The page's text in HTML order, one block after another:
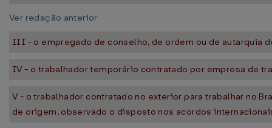
Ver redação anterior
III - o empregado de conselho, de ordem ou de autarquia
IV - o trabalhador temporário contratado por empresa de
V - o trabalhador contratado no exterior para trabalhar no
de origem, observado o disposto nos acordos